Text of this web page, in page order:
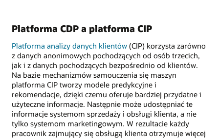
Platforma CDP a platforma CIP
Platforma analizy danych klientów (CIP) korzysta zarówno
z danych anonimowych pochodzących od osób trzecich,
jak i z danych pochodzących bezpośrednio od klientów.
Na bazie mechanizmów samouczenia się maszyn
platforma CIP tworzy modele predykcyjne i
rekomendacje, dzięki czemu oferuje bardziej przydatne i
użyteczne informacje. Następnie może udostępniać te
informacje systemom sprzedaży i obsługi klienta, a nie
tylko systemom marketingowym. W rezultacie każdy
pracownik zajmujący się obsługą klienta otrzymuje więcej